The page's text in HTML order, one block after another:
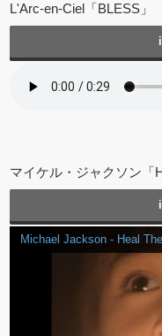
L'Arc-en-Ciel「BLESS」
マイケル・ジャクソン「
Michael Jackson - Heal